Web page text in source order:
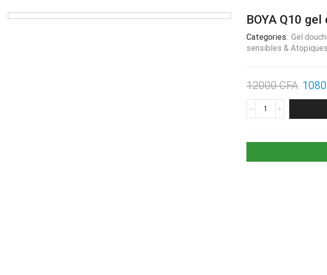
BOYA Q10
Categories: Gel
sensibles & Atopiques
12000CFA